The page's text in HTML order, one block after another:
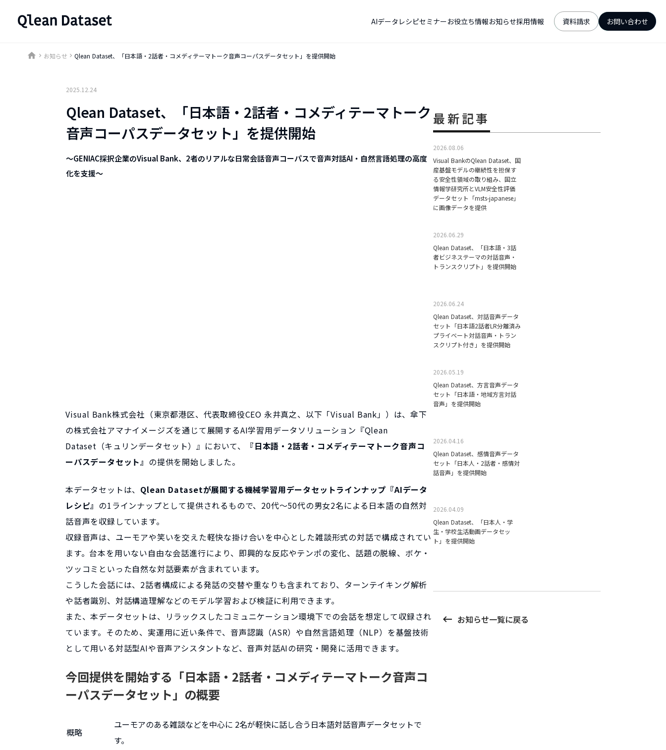
home keyboard_arrow_right お知らせ keyboard_arrow_right Qlean Dataset、「日本語・2話者・コメディテーマトーク音声コーパスデータセット」を提供開始
AIデータレシピセミナーお役立ち情報お知らせ採用情報 資料請求 お問い合わせ
2025.12.24
Qlean Dataset、「日本語・2話者・コメディテーマトーク
音声コーパスデータセット」を提供開始
〜GENIAC採択企業のVisual Bank、2者のリアルな日常会話音声コーパスで音声対話AI・自然言語処理の高度
化を支援〜
Visual Bank株式会社（東京都港区、代表取締役CEO 永井真之、以下「Visual Bank」）は、傘下
の株式会社アマナイメージズを通じて展開するAI学習用データソリューション『Qlean
Dataset（キュリンデータセット）』において、
『日本語・2話者・コメディテーマトーク音声コ
ーパスデータセット』 の提供を開始しました。
本データセットは、 Qlean Datasetが展開する機械学習用データセットラインナップ『AIデータ
レシピ』 の1ラインナップとして提供されるもので、20代〜50代の男女2名による日本語の自然対
話音声を収録しています。
収録音声は、ユーモアや笑いを交えた軽快な掛け合いを中心とした雑談形式の対話で構成されてい
ます。台本を用いない自由な会話進行により、即興的な反応やテンポの変化、話題の脱線、ボケ・
ツッコミといった自然な対話要素が含まれています。
こうした会話には、2話者構成による発話の交替や重なりも含まれており、ターンテイキング解析
や話者識別、対話構造理解などのモデル学習および検証に利用できます。
また、本データセットは、リラックスしたコミュニケーション環境下での会話を想定して収録され
ています。そのため、実運用に近い条件で、音声認識（ASR）や自然言語処理（NLP）を基盤技術
として用いる対話型AIや音声アシスタントなど、音声対話AIの研究・開発に活用できます。
今回提供を開始する「日本語・2話者・コメディテーマトーク音声コ
ーパスデータセット」の概要
概略
ユーモアのある雑談などを中心に 2名が軽快に話し合う日本語対話音声データセットで
す。
最新記事
2026.08.06
Visual BankのQlean Dataset、国
産基盤モデルの継続性を担保す
る安全性領域の取り組み、国立
情報学研究所とVLM安全性評価
データセット「msts-japanese」
に画像データを提供
2026.06.29
Qlean Dataset、「日本語・3話
者ビジネステーマの対話音声・
トランスクリプト」を提供開始
2026.06.24
Qlean Dataset、対話音声データ
セット「日本語2話者LR分離済み
プライベート対話音声・トラン
スクリプト付き」を提供開始
2026.05.19
Qlean Dataset、方言音声データ
セット「日本語・地域方言対話
音声」を提供開始
2026.04.16
Qlean Dataset、感情音声データ
セット「日本人・2話者・感情対
話音声」を提供開始
2026.04.09
Qlean Dataset、「日本人・学
生・学校生活動画データセッ
ト」を提供開始
keyboard_backspace お知らせ一覧に戻る